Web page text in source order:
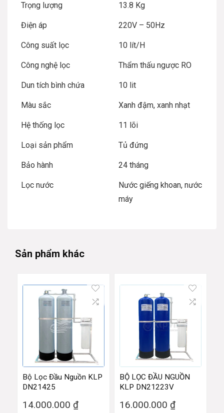
Trọng lượng 13.8 Kg
Điện áp 220V – 50Hz
Công suất lọc 10 lít/H
Công nghệ lọc Thẩm thấu ngược RO
Dun tích bình chứa 10 lit
Màu sắc Xanh đậm, xanh nhạt
Hệ thống lọc 11 lõi
Loại sản phẩm Tủ đứng
Bảo hành 24 tháng
Lọc nước
Nước giếng khoan, nước
máy
Sản phẩm khác
Bộ Lọc Đầu Nguồn KLP
DN21425
14.000.000 ₫
BỘ LỌC ĐẦU NGUỒN
KLP DN21223V
16.000.000 ₫